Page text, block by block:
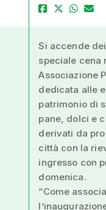
Si accende
speciale cena
Associazione
dedicata alle
patrimonio di
pane, dolci e
derivati da
città con la
ingresso con
domenica.
“Come